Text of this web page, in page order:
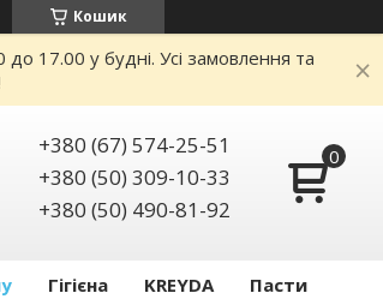
Кошик
17.00 у будні. Усі замовлення та
+380 (67) 574-25-51
+380 (50) 309-10-33
+380 (50) 490-81-92
Гігієна KREYDA Пасти